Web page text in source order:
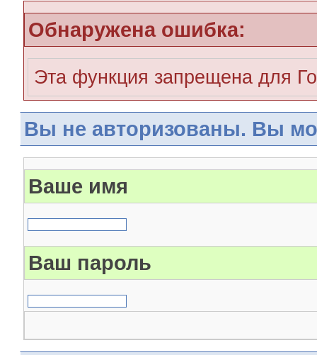
Обнаружена ошибка:
Эта функция запрещена для
Вы не авторизованы. Вы
Ваше имя
Ваш пароль